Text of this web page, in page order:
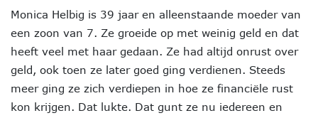
Monica Helbig is 39 jaar en alleenstaande moeder van
een zoon van 7. Ze groeide op met weinig geld en dat
heeft veel met haar gedaan. Ze had altijd onrust over
geld, ook toen ze later goed ging verdienen. Steeds
meer ging ze zich verdiepen in hoe ze financiële rust
kon krijgen. Dat lukte. Dat gunt ze nu iedereen en